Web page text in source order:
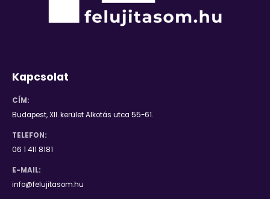
Kapcsolat
CÍM:
Budapest, XII. kerület Alkotás utca 55-61.
TELEFON:
06 1 411 8181
E-MAIL:
info@felujitasom.hu